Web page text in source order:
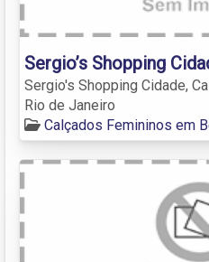
Sergio’s Shopping
Sergio's Shopping Cidade,
Rio de Janeiro
Calçados Femininos em